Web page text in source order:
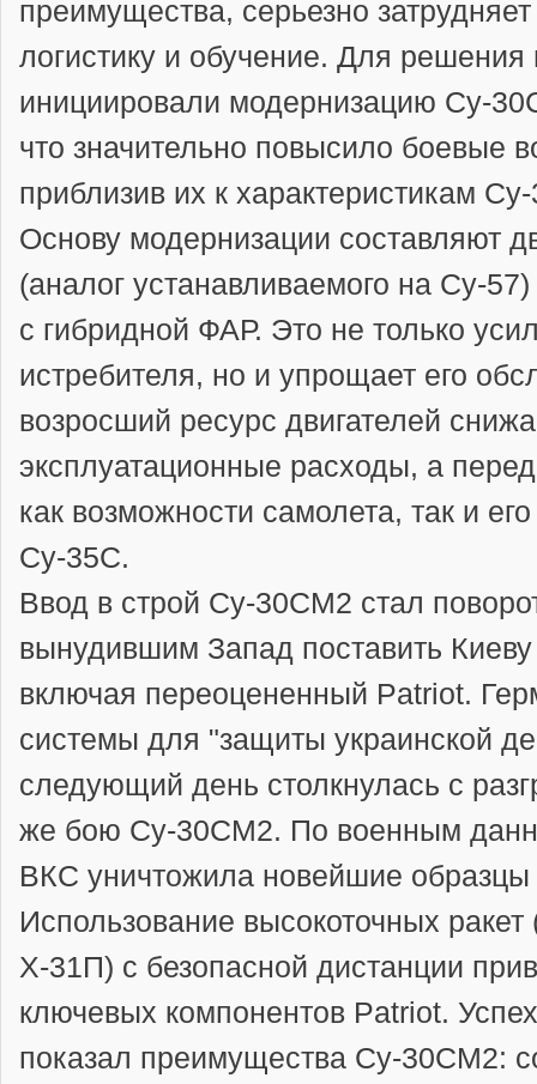
преимущества, серьезно
логистику и обучение. Для
инициировали модернизацию Су-
что значительно повысило боевые
приблизив их к характеристикам
Основу модернизации составляют
(аналог устанавливаемого на Су-
с гибридной ФАР. Это не только
истребителя, но и упрощает его
возросший ресурс двигателей
эксплуатационные расходы, а
как возможности самолета, так и
Су-35С.
Ввод в строй Су-30СМ2 стал
вынудившим Запад поставить
включая переоцененный Patriot.
системы для "защиты украинской
следующий день столкнулась с
же бою Су-30СМ2. По военным
ВКС уничтожила новейшие
Использование высокоточных
Х-31П) с безопасной дистанции
ключевых компонентов Patriot.
показал преимущества Су-30СМ2: